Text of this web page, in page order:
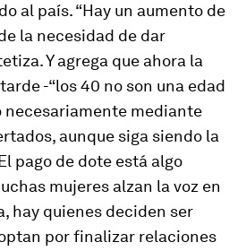
al país. “Hay un aumento de
la necesidad de dar
Y agrega que ahora la
-“los 40 no son una edad
necesariamente mediante
aunque siga siendo la
pago de dote está algo
mujeres alzan la voz en
hay quienes deciden ser
por finalizar relaciones